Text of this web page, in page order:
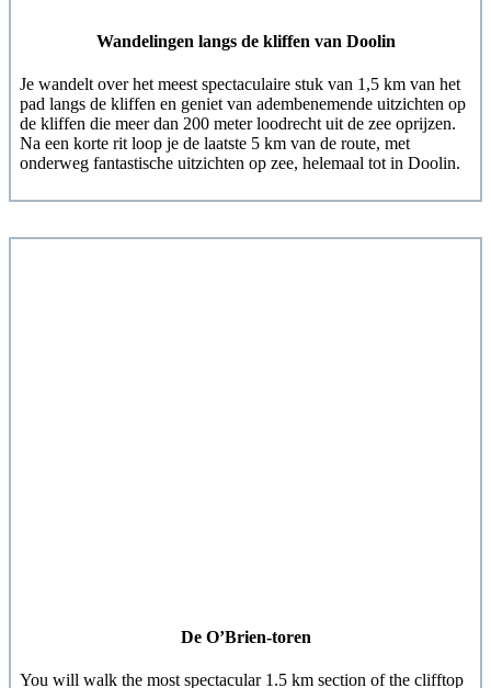
Wandelingen langs de kliffen van Doolin
Je wandelt over het meest spectaculaire stuk van 1,5 km van het
pad langs de kliffen en geniet van adembenemende uitzichten op
de kliffen die meer dan 200 meter loodrecht uit de zee oprijzen.
Na een korte rit loop je de laatste 5 km van de route, met
onderweg fantastische uitzichten op zee, helemaal tot in Doolin.
De O’Brien-toren
You will walk the most spectacular 1.5 km section of the clifftop